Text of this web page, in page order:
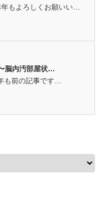
もよろしくお願いい…
脳内汚部屋状…
も前の記事です…